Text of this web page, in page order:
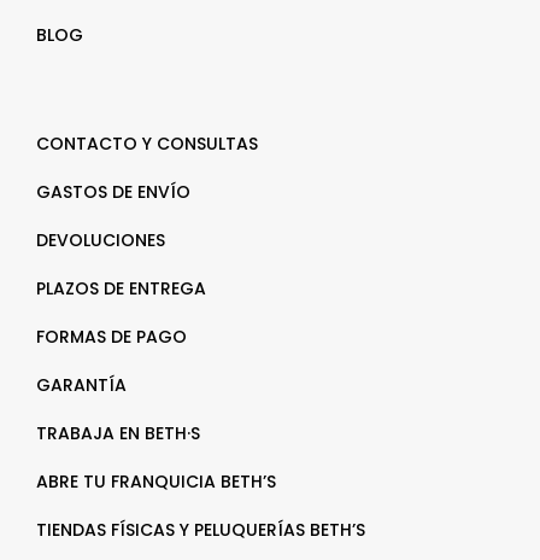
BLOG
CONTACTO Y CONSULTAS
GASTOS DE ENVÍO
DEVOLUCIONES
PLAZOS DE ENTREGA
FORMAS DE PAGO
GARANTÍA
TRABAJA EN BETH·S
ABRE TU FRANQUICIA BETH’S
TIENDAS FÍSICAS Y PELUQUERÍAS BETH’S